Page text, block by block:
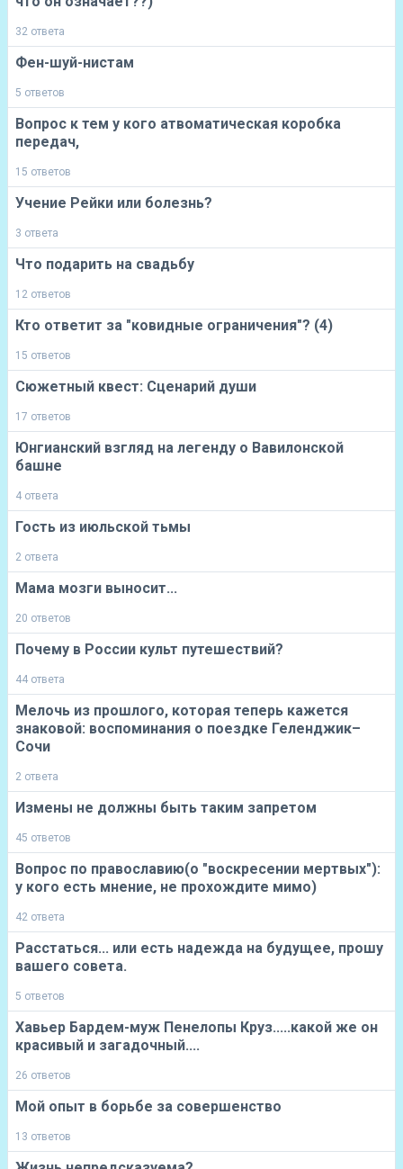
32 ответа
Фен-шуй-нистам
5 ответов
Вопрос к тем у кого атвоматическая коробка
передач,
15 ответов
Учение Рейки или болезнь?
3 ответа
Что подарить на свадьбу
12 ответов
Кто ответит за "ковидные ограничения"? (4)
15 ответов
Сюжетный квест: Сценарий души
17 ответов
‎Юнгианский взгляд на легенду о Вавилонской
башне
4 ответа
Гость из июльской тьмы
2 ответа
Мама мозги выносит...
20 ответов
Почему в России культ путешествий?
44 ответа
Мелочь из прошлого, которая теперь кажется
знаковой: воспоминания о поездке Геленджик–
Сочи
2 ответа
Измены не должны быть таким запретом
45 ответов
Вопрос по православию(о "воскресении мертвых"):
у кого есть мнение, не прохождите мимо)
42 ответа
Расстаться... или есть надежда на будущее, прошу
вашего совета.
5 ответов
Хавьер Бардем-муж Пенелопы Круз.....какой же он
красивый и загадочный....
26 ответов
Мой опыт в борьбе за совершенство
13 ответов